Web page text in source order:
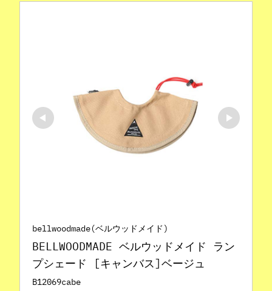
bellwoodmade(ベルウッドメイド)
BELLWOODMADE ベルウッドメイド ラン
プシェード [キャンバス]ベージュ
B12069cabe